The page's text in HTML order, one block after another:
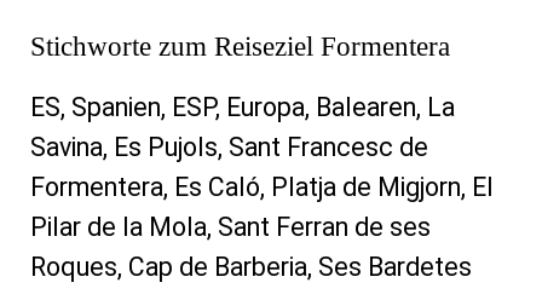
Stichworte zum Reiseziel Formentera
ES, Spanien, ESP, Europa, Balearen, La
Savina, Es Pujols, Sant Francesc de
Formentera, Es Caló, Platja de Migjorn, El
Pilar de la Mola, Sant Ferran de ses
Roques, Cap de Barberia, Ses Bardetes